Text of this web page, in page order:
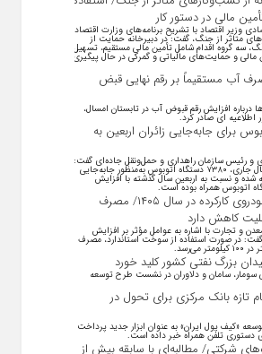
مالی در دستور کار
وزیر اقتصاد با تشریح برنامه‌های وزارت اقتصاد
متاثر از جنگ، گفت: در دبیرخانه حمایت از
سه گروه اقدام شامل تأمین مالی مستقیم، تسهیل
مالی و حمایت‌های مالیاتی و گمرکی در حال پیگیری
آب مستقیماً بر رقم نهایی قبض
افزایش رقم قبوض آب در تابستان امسال،
ای صادر کرد.
برای جابه‌جایی زائران اربعین به
و رئیس سازمان راهداری و حمل‌ونقل جاده‌ای گفت:
در ایام سفرهای اربعین سال جاری، ۷۳۸۰ دستگاه اتوبوس به‌منظور جابه‌جایی
شده و نسبت به اربعین سال گذشته با افزایش
واردات ۲۵ هزار خودروی کارکرده در سال ۱۴۰۵/ مصرف
کاهش دارد
و تجارت با اشاره به عوامل مؤثر بر افزایش
در صورت استفاده از سوخت استاندارد، مصرف
بزرگ نفتی کشور کلید خورد
سومار، سامان و دلاوران در نشست طرح توسعه
تازه بانک مرکزی برای تحول در
«کیف پول ایران» به عنوان ابزار جدید پرداخت
دستوری تلفن همراه خبر داده است.
شرکتی/ مطالبه‌ای با سابقه بیش از